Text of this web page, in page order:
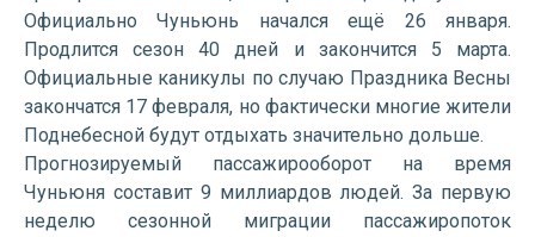
Официально Чуньюнь начался ещё 26 января.
Продлится сезон 40 дней и закончится 5 марта.
Официальные каникулы по случаю Праздника Весны
закончатся 17 февраля, но фактически многие жители
Поднебесной будут отдыхать значительно дольше.
Прогнозируемый пассажирооборот на время
Чуньюня составит 9 миллиардов людей. За первую
неделю сезонной миграции пассажиропоток